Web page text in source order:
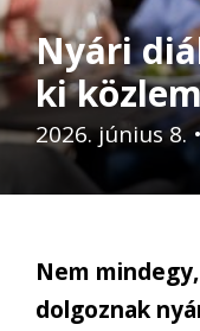
Nyári
ki
2026. június 8.
Nem
dolgoznak